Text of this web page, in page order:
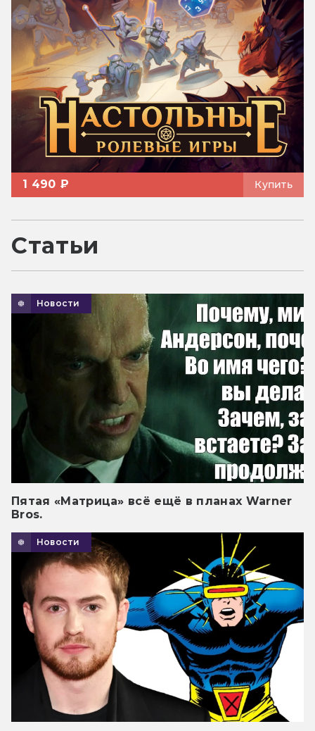
1 490 ₽ Купить
Статьи
Новости
Пятая «Матрица» всё ещё в планах Warner
Bros.
Новости